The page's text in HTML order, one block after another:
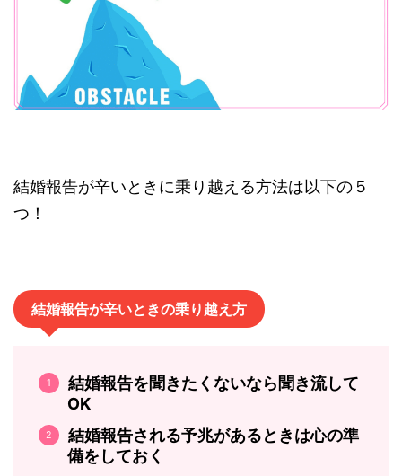
結婚報告が辛いときに乗り越える方法は以下の５
つ！
結婚報告が辛いときの乗り越え方
結婚報告を聞きたくないなら聞き流して
OK
結婚報告される予兆があるときは心の準
備をしておく